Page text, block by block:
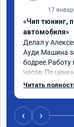
17
«Чип тюнинг,
автомобиля»
Делал у
Ауди.Машина
бодрее.Работу
часов.По цене
как
случае
рекомендую
Читать
‹ ›